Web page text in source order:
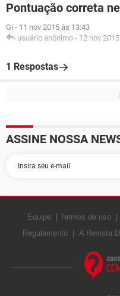
Pontuação correta
Gi - 11 nov 2015 às 13:43
usuário anônimo - 12 nov
1 Respostas
ASSINE NOSSA
Equipe Termos de uso
Regulamento
A Revista